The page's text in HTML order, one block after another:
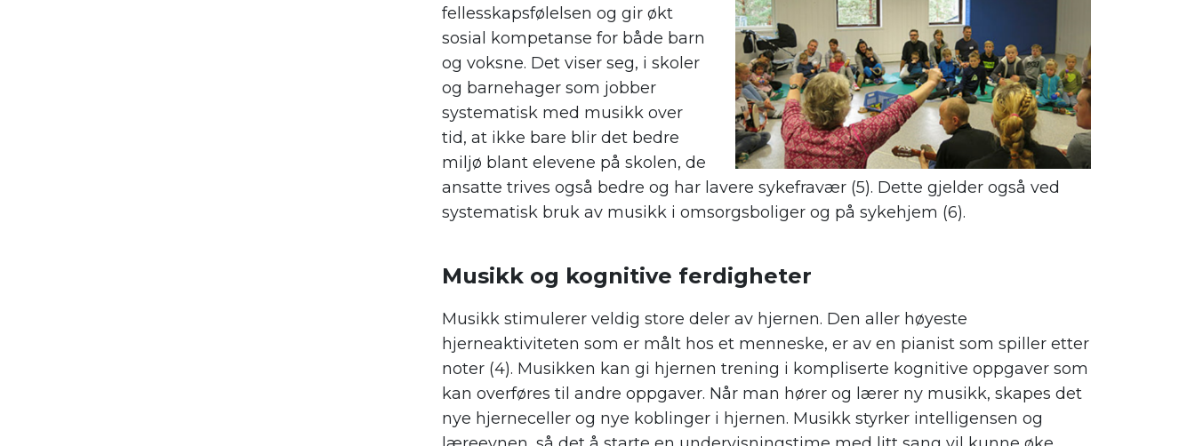
fellesskapsfølelsen og gir økt
sosial kompetanse for både barn
og voksne. Det viser seg, i skoler
og barnehager som jobber
systematisk med musikk over
tid, at ikke bare blir det bedre
miljø blant elevene på skolen, de
ansatte trives også bedre og har lavere sykefravær (5). Dette gjelder også ved
systematisk bruk av musikk i omsorgsboliger og på sykehjem (6).
Musikk og kognitive ferdigheter
Musikk stimulerer veldig store deler av hjernen. Den aller høyeste
hjerneaktiviteten som er målt hos et menneske, er av en pianist som spiller etter
noter (4). Musikken kan gi hjernen trening i kompliserte kognitive oppgaver som
kan overføres til andre oppgaver. Når man hører og lærer ny musikk, skapes det
nye hjerneceller og nye koblinger i hjernen. Musikk styrker intelligensen og